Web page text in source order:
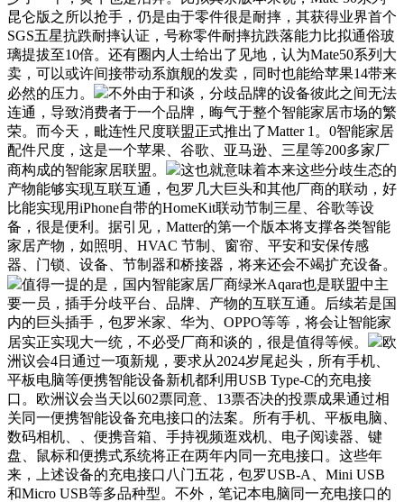
昆仑版之所以抢手，仍是由于零件很是耐摔，其获得业界首个
SGS五星抗跌耐摔认证，号称零件耐摔抗跌落能力比拟通俗玻
璃提拔至10倍。还有圈内人士给出了见地，认为Mate50系列大
卖，可以或许间接带动系旗舰的发卖，同时也能给苹果14带来
必然的压力。
不外由于和谈，分歧品牌的设备彼此之间无法
连通，导致消费者于一个品牌，晦气于整个智能家居市场的繁
荣。而今天，毗连性尺度联盟正式推出了Matter 1。0智能家居
配件尺度，这是一个苹果、谷歌、亚马逊、三星等200多家厂
商构成的智能家居联盟。
这也就意味着本来这些分歧生态的
产物能够实现互联互通，包罗几大巨头和其他厂商的联动，好
比能实现用iPhone自带的HomeKit联动节制三星、谷歌等设
备，很是便利。据引见，Matter的第一个版本将支撑各类智能
家居产物，如照明、HVAC 节制、窗帘、平安和安保传感
器、门锁、设备、节制器和桥接器，将来还会不竭扩充设备。
值得一提的是，国内智能家居厂商绿米Aqara也是联盟中主
要一员，插手分歧平台、品牌、产物的互联互通。后续若是国
内的巨头插手，包罗米家、华为、OPPO等等，将会让智能家
居实正实现大一统，不必受厂商和谈的，很是值得等候。
欧
洲议会4日通过一项新规，要求从2024岁尾起头，所有手机、
平板电脑等便携智能设备新机都利用USB Type-C的充电接
口。欧洲议会当天以602票同意、13票否决的投票成果通过相
关同一便携智能设备充电接口的法案。所有手机、平板电脑、
数码相机、、便携音箱、手持视频逛戏机、电子阅读器、键
盘、鼠标和便携式系统将正在两年内同一充电接口。这些年
来，上述设备的充电接口八门五花，包罗USB-A、Mini USB
和Micro USB等多品种型。不外，笔记本电脑同一充电接口的